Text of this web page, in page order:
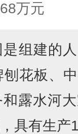
万元
组建的
花板、
露水河
具有生产